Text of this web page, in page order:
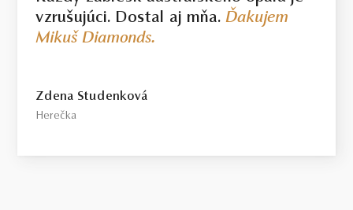
vzrušujúci. Dostal aj mňa.Ďakujem
Mikuš Diamonds.
Zdena Studenková
Herečka